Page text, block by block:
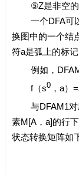
⑤Z是非空
一个DFA可以
换图中的一个结
符a是弧上的标记
例如，DFA
f（s0， a）=
与DFAM1
素M[A，a]的行
状态转换矩阵如